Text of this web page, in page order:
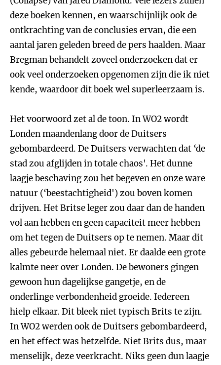
deze boeken kennen, en waarschijnlijk ook de
ontkrachting van de conclusies ervan, die een
aantal jaren geleden breed de pers haalden. Maar
Bregman behandelt zoveel onderzoeken dat er
ook veel onderzoeken opgenomen zijn die ik niet
kende, waardoor dit boek wel superleerzaam is.
Het voorwoord zet al de toon. In WO2 wordt
Londen maandenlang door de Duitsers
gebombardeerd. De Duitsers verwachten dat ‘de
stad zou afglijden in totale chaos'. Het dunne
laagje beschaving zou het begeven en onze ware
natuur (‘beestachtigheid') zou boven komen
drijven. Het Britse leger zou daar dan de handen
vol aan hebben en geen capaciteit meer hebben
om het tegen de Duitsers op te nemen. Maar dit
alles gebeurde helemaal niet. Er daalde een grote
kalmte neer over Londen. De bewoners gingen
gewoon hun dagelijkse gangetje, en de
onderlinge verbondenheid groeide. Iedereen
hielp elkaar. Dit bleek niet typisch Brits te zijn.
In WO2 werden ook de Duitsers gebombardeerd,
en het effect was hetzelfde. Niet Brits dus, maar
menselijk, deze veerkracht. Niks geen dun laagje